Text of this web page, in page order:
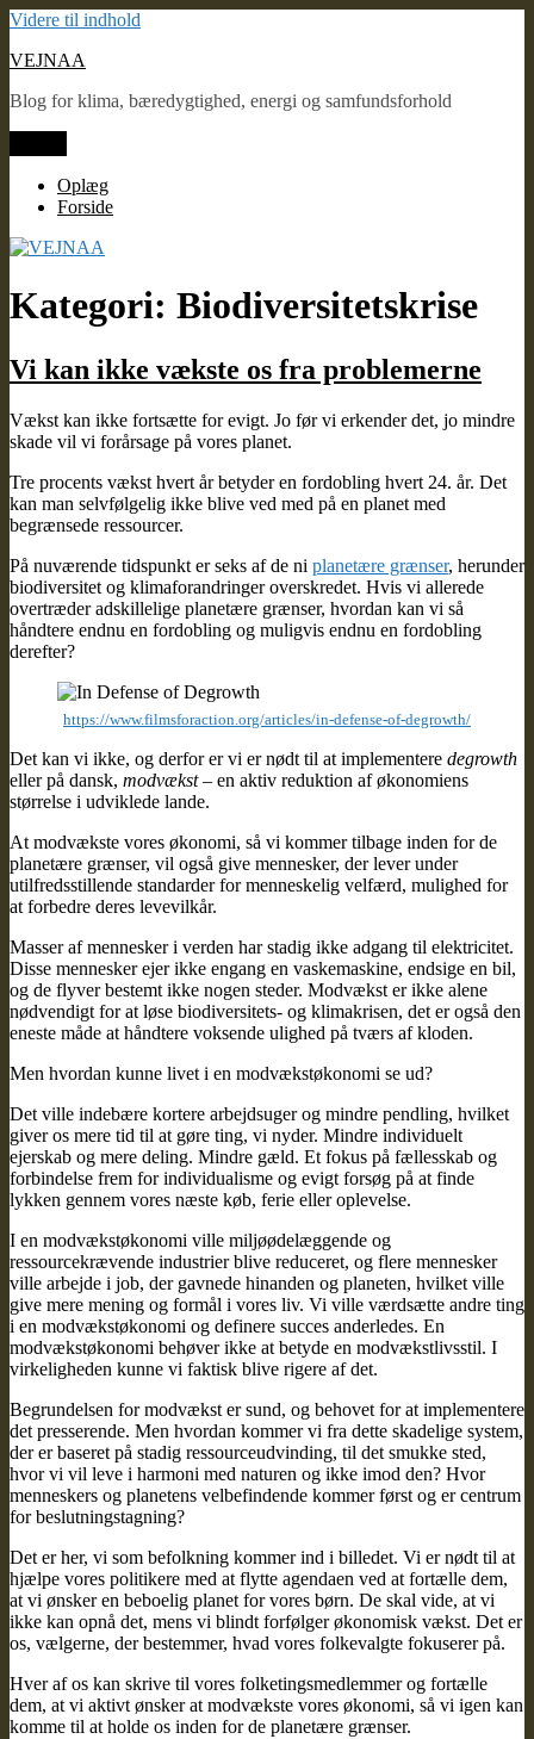
Videre til indhold
VEJNAA
Blog for klima, bæredygtighed, energi og samfundsforhold
Oplæg
Forside
Kategori: Biodiversitetskrise
Vi kan ikke vækste os fra problemerne
Vækst kan ikke fortsætte for evigt. Jo før vi erkender det, jo mindre
skade vil vi forårsage på vores planet.
Tre procents vækst hvert år betyder en fordobling hvert 24. år. Det
kan man selvfølgelig ikke blive ved med på en planet med
begrænsede ressourcer.
På nuværende tidspunkt er seks af de ni planetære grænser, herunder
biodiversitet og klimaforandringer overskredet. Hvis vi allerede
overtræder adskillelige planetære grænser, hvordan kan vi så
håndtere endnu en fordobling og muligvis endnu en fordobling
derefter?
https://www.filmsforaction.org/articles/in-defense-of-degrowth/
Det kan vi ikke, og derfor er vi er nødt til at implementere degrowth
eller på dansk, modvækst– en aktiv reduktion af økonomiens
størrelse i udviklede lande.
At modvækste vores økonomi, så vi kommer tilbage inden for de
planetære grænser, vil også give mennesker, der lever under
utilfredsstillende standarder for menneskelig velfærd, mulighed for
at forbedre deres levevilkår.
Masser af mennesker i verden har stadig ikke adgang til elektricitet.
Disse mennesker ejer ikke engang en vaskemaskine, endsige en bil,
og de flyver bestemt ikke nogen steder. Modvækst er ikke alene
nødvendigt for at løse biodiversitets- og klimakrisen, det er også den
eneste måde at håndtere voksende ulighed på tværs af kloden.
Men hvordan kunne livet i en modvækstøkonomi se ud?
Det ville indebære kortere arbejdsuger og mindre pendling, hvilket
giver os mere tid til at gøre ting, vi nyder. Mindre individuelt
ejerskab og mere deling. Mindre gæld. Et fokus på fællesskab og
forbindelse frem for individualisme og evigt forsøg på at finde
lykken gennem vores næste køb, ferie eller oplevelse.
I en modvækstøkonomi ville miljøødelæggende og
ressourcekrævende industrier blive reduceret, og flere mennesker
ville arbejde i job, der gavnede hinanden og planeten, hvilket ville
give mere mening og formål i vores liv. Vi ville værdsætte andre ting
i en modvækstøkonomi og definere succes anderledes. En
modvækstøkonomi behøver ikke at betyde en modvækstlivsstil. I
virkeligheden kunne vi faktisk blive rigere af det.
Begrundelsen for modvækst er sund, og behovet for at implementere
det presserende. Men hvordan kommer vi fra dette skadelige system,
der er baseret på stadig ressourceudvinding, til det smukke sted,
hvor vi vil leve i harmoni med naturen og ikke imod den? Hvor
menneskers og planetens velbefindende kommer først og er centrum
for beslutningstagning?
Det er her, vi som befolkning kommer ind i billedet. Vi er nødt til at
hjælpe vores politikere med at flytte agendaen ved at fortælle dem,
at vi ønsker en beboelig planet for vores børn. De skal vide, at vi
ikke kan opnå det, mens vi blindt forfølger økonomisk vækst. Det er
os, vælgerne, der bestemmer, hvad vores folkevalgte fokuserer på.
Hver af os kan skrive til vores folketingsmedlemmer og fortælle
dem, at vi aktivt ønsker at modvækste vores økonomi, så vi igen kan
komme til at holde os inden for de planetære grænser.